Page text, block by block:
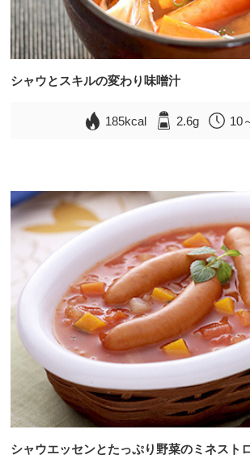
シャウとスキルの変わり味噌汁
185kcal 2.6g 10
シャウエッセンとたっぷり野菜のミネスト